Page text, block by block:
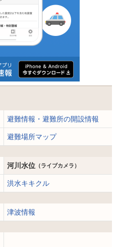
避難情報・避難所の開設情報
避難場所マップ
河川水位 （ライブカメラ）
洪水キキクル
津波情報